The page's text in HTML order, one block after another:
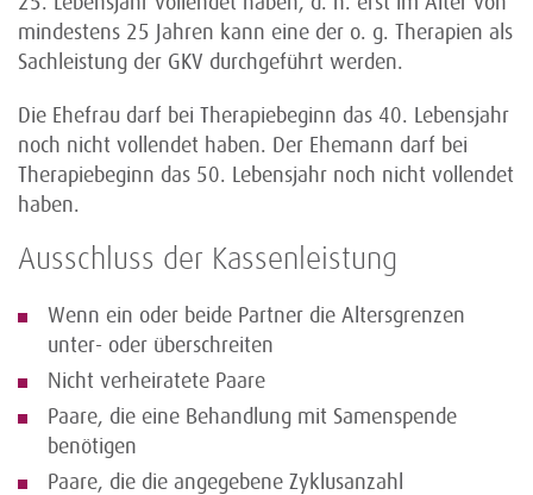
mindestens 25 Jahren kann eine der o. g. Therapien als
Sachleistung der GKV durchgeführt werden.
Die Ehefrau darf bei Therapiebeginn das 40. Lebensjahr
noch nicht vollendet haben. Der Ehemann darf bei
Therapiebeginn das 50. Lebensjahr noch nicht vollendet
haben.
Ausschluss der Kassenleistung
Wenn ein oder beide Partner die Altersgrenzen
unter- oder überschreiten
Nicht verheiratete Paare
Paare, die eine Behandlung mit Samenspende
benötigen
Paare, die die angegebene Zyklusanzahl